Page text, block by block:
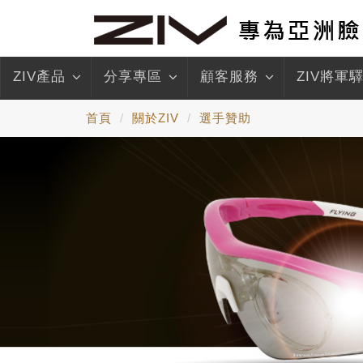
ZIV產品 分享專區 顧客服務 ZIV將軍
首頁 關於ZIV 選手贊助